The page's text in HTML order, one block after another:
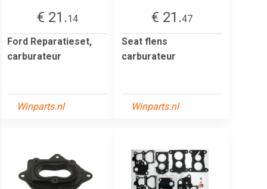
€ 21.14
Ford Reparatieset,
carburateur
Winparts.nl
€ 21.47
Seat flens
carburateur
Winparts.nl